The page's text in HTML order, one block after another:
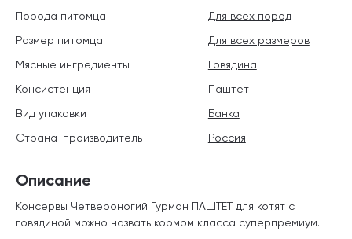
Описание
Консервы Четвероногий Гурман ПАШТЕТ для котят с
говядиной можно назвать кормом класса суперпремиум.
Порода питомца
Для всех пород
Размер питомца
Для всех размеров
Мясные ингредиенты
Говядина
Консистенция
Паштет
Вид упаковки
Банка
Страна-производитель
Россия